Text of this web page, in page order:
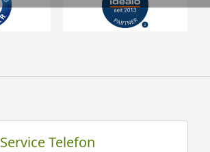
Service Telefon